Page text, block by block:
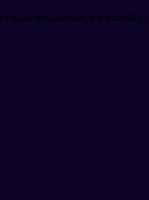
el equipo detrás de la aplicación ha